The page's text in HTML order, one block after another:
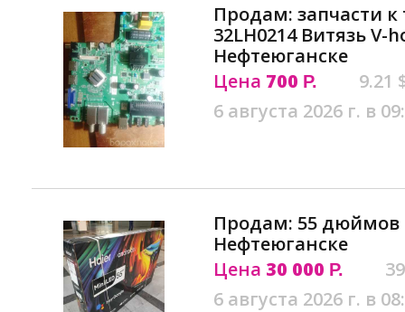
Продам: запчасти к
32LH0214 Витязь V-
Нефтеюганске
Цена 700 Р.
9.21
6 августа 2026 г. в
Продам: 55 дюймов
Нефтеюганске
Цена 30 000 Р.
6 августа 2026 г. в